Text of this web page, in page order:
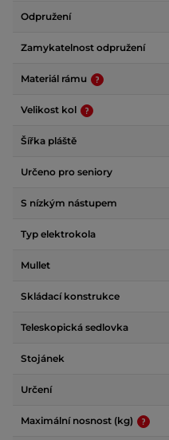
Odpružení
Zamykatelnost odpružení
Materiál rámu
Velikost kol
Šířka pláště
Určeno pro seniory
S nízkým nástupem
Typ elektrokola
Mullet
Skládací konstrukce
Teleskopická sedlovka
Stojánek
Určení
Maximální nosnost (kg)